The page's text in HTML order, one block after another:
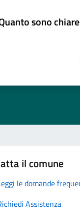
sono
il comune
le domande
Assistenza